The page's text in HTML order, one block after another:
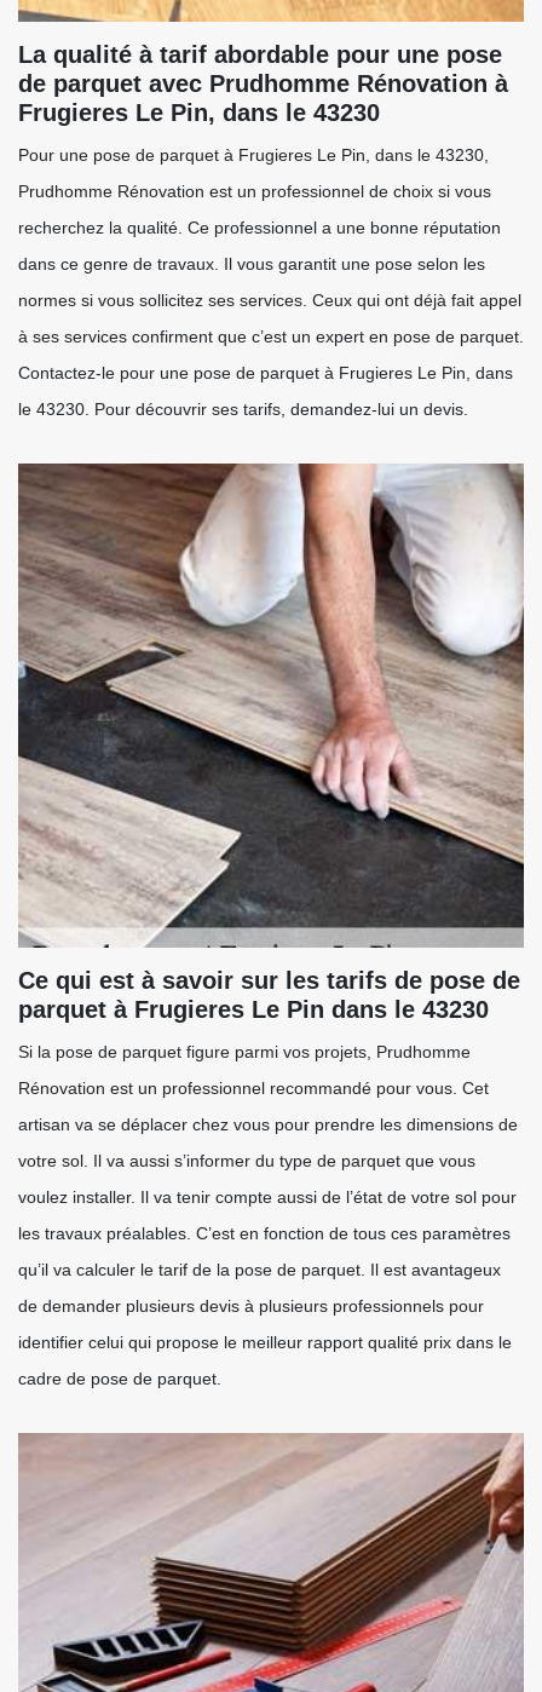
La qualité à tarif abordable pour une pose
de parquet avec Prudhomme Rénovation à
Frugieres Le Pin, dans le 43230
Pour une pose de parquet à Frugieres Le Pin, dans le 43230,
Prudhomme Rénovation est un professionnel de choix si vous
recherchez la qualité. Ce professionnel a une bonne réputation
dans ce genre de travaux. Il vous garantit une pose selon les
normes si vous sollicitez ses services. Ceux qui ont déjà fait appel
à ses services confirment que c’est un expert en pose de parquet.
Contactez-le pour une pose de parquet à Frugieres Le Pin, dans
le 43230. Pour découvrir ses tarifs, demandez-lui un devis.
Ce qui est à savoir sur les tarifs de pose de
parquet à Frugieres Le Pin dans le 43230
Si la pose de parquet figure parmi vos projets, Prudhomme
Rénovation est un professionnel recommandé pour vous. Cet
artisan va se déplacer chez vous pour prendre les dimensions de
votre sol. Il va aussi s’informer du type de parquet que vous
voulez installer. Il va tenir compte aussi de l’état de votre sol pour
les travaux préalables. C’est en fonction de tous ces paramètres
qu’il va calculer le tarif de la pose de parquet. Il est avantageux
de demander plusieurs devis à plusieurs professionnels pour
identifier celui qui propose le meilleur rapport qualité prix dans le
cadre de pose de parquet.